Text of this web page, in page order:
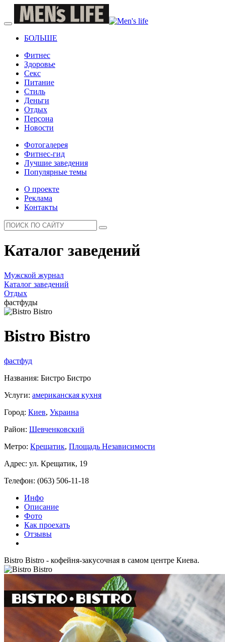
БОЛЬШЕ
Фитнес
Здоровье
Секс
Питание
Стиль
Деньги
Отдых
Персона
Новости
Фотогалерея
Фитнес-гид
Лучшие заведения
Популярные темы
О проекте
Реклама
Контакты
Каталог заведений
Мужской журнал
Каталог заведений
Отдых
фастфуды
Bistro Bistro
фастфуд
Названия: Бистро Бистро
Услуги: американская кухня
Город: Киев, Украина
Район: Шевченковский
Метро: Крещатик, Площадь Независимости
Адрес: ул. Крещатик, 19
Телефон: (063) 506-11-18
Инфо
Описание
Фото
Как проехать
Отзывы
Bistro Bistro - кофейня-закусочная в самом центре Киева.